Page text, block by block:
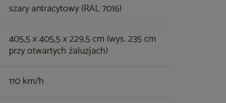
szary antracytowy (RAL 7016)
405,5 x 405,5 x 229,5 cm (wys. 235 cm
przy otwartych żaluzjach)
110 km/h